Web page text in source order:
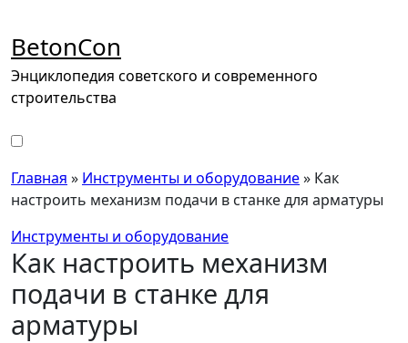
содержимому
BetonCon
Энциклопедия советского и современного
строительства
Главная » Инструменты и оборудование» Как
настроить механизм подачи в станке для арматуры
Инструменты и оборудование
Как настроить механизм
подачи в станке для
арматуры